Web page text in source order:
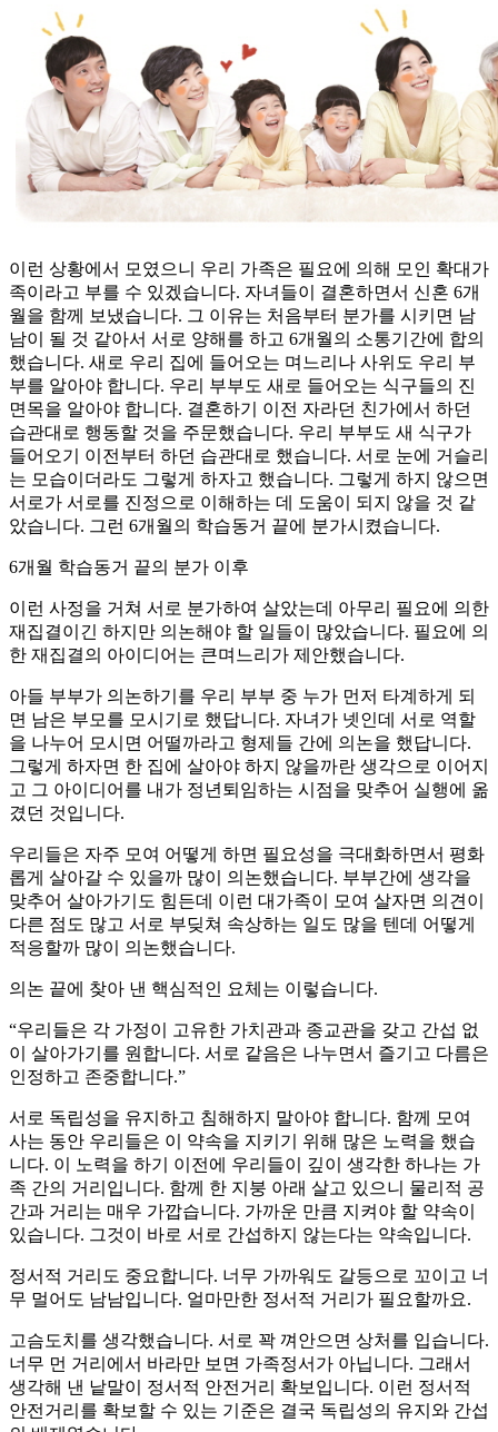
이런 상황에서 모였으니 우리 가족은 필요에 의해 모인 확대가
족이라고 부를 수 있겠습니다. 자녀들이 결혼하면서 신혼 6개
월을 함께 보냈습니다. 그 이유는 처음부터 분가를 시키면 남
남이 될 것 같아서 서로 양해를 하고 6개월의 소통기간에 합의
했습니다. 새로 우리 집에 들어오는 며느리나 사위도 우리 부
부를 알아야 합니다. 우리 부부도 새로 들어오는 식구들의 진
면목을 알아야 합니다. 결혼하기 이전 자라던 친가에서 하던
습관대로 행동할 것을 주문했습니다. 우리 부부도 새 식구가
들어오기 이전부터 하던 습관대로 했습니다. 서로 눈에 거슬리
는 모습이더라도 그렇게 하자고 했습니다. 그렇게 하지 않으면
서로가 서로를 진정으로 이해하는 데 도움이 되지 않을 것 같
았습니다. 그런 6개월의 학습동거 끝에 분가시켰습니다.
6개월 학습동거 끝의 분가 이후
이런 사정을 거쳐 서로 분가하여 살았는데 아무리 필요에 의한
재집결이긴 하지만 의논해야 할 일들이 많았습니다. 필요에 의
한 재집결의 아이디어는 큰며느리가 제안했습니다.
아들 부부가 의논하기를 우리 부부 중 누가 먼저 타계하게 되
면 남은 부모를 모시기로 했답니다. 자녀가 넷인데 서로 역할
을 나누어 모시면 어떨까라고 형제들 간에 의논을 했답니다.
그렇게 하자면 한 집에 살아야 하지 않을까란 생각으로 이어지
고 그 아이디어를 내가 정년퇴임하는 시점을 맞추어 실행에 옮
겼던 것입니다.
우리들은 자주 모여 어떻게 하면 필요성을 극대화하면서 평화
롭게 살아갈 수 있을까 많이 의논했습니다. 부부간에 생각을
맞추어 살아가기도 힘든데 이런 대가족이 모여 살자면 의견이
다른 점도 많고 서로 부딪쳐 속상하는 일도 많을 텐데 어떻게
적응할까 많이 의논했습니다.
의논 끝에 찾아 낸 핵심적인 요체는 이렇습니다.
“우리들은 각 가정이 고유한 가치관과 종교관을 갖고 간섭 없
이 살아가기를 원합니다. 서로 같음은 나누면서 즐기고 다름은
인정하고 존중합니다.”
서로 독립성을 유지하고 침해하지 말아야 합니다. 함께 모여
사는 동안 우리들은 이 약속을 지키기 위해 많은 노력을 했습
니다. 이 노력을 하기 이전에 우리들이 깊이 생각한 하나는 가
족 간의 거리입니다. 함께 한 지붕 아래 살고 있으니 물리적 공
간과 거리는 매우 가깝습니다. 가까운 만큼 지켜야 할 약속이
있습니다. 그것이 바로 서로 간섭하지 않는다는 약속입니다.
정서적 거리도 중요합니다. 너무 가까워도 갈등으로 꼬이고 너
무 멀어도 남남입니다. 얼마만한 정서적 거리가 필요할까요.
고슴도치를 생각했습니다. 서로 꽉 껴안으면 상처를 입습니다.
너무 먼 거리에서 바라만 보면 가족정서가 아닙니다. 그래서
생각해 낸 낱말이 정서적 안전거리 확보입니다. 이런 정서적
안전거리를 확보할 수 있는 기준은 결국 독립성의 유지와 간섭